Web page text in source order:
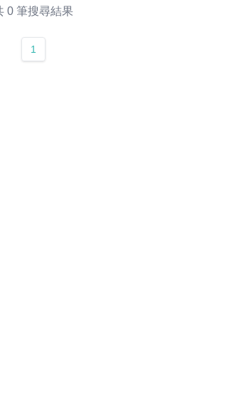
0 筆搜尋結果
1